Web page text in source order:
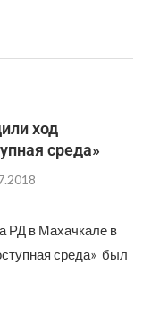
ход
среда»
РД в Махачкале в
среда» был